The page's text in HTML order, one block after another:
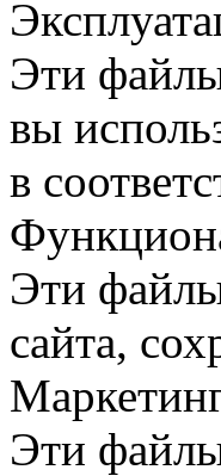
Эти
вы
в
Эти
сайта,
Эти